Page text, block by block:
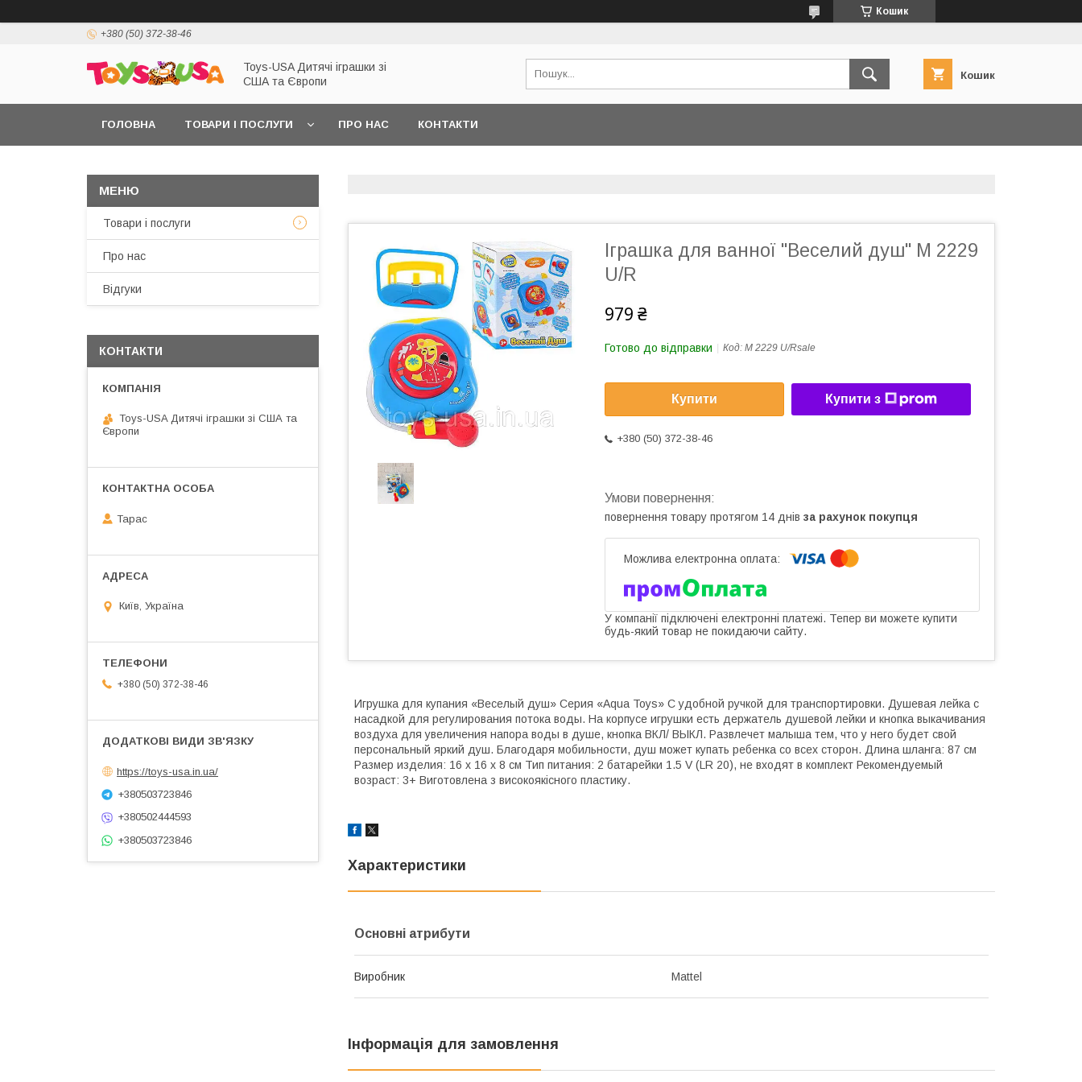
Кошик
+380 (50) 372-38-46
Toys-USA Дитячі іграшки зі
США та Європи
Кошик
ГОЛОВНА ТОВАРИ І ПОСЛУГИ ПРО НАС КОНТАКТИ
Іграшка для ванної "Веселий душ" M 2229
U/R
979 ₴
Готово до відправки Код: M 2229 U/Rsale
Купити Купити з
+380 (50) 372-38-46
повернення товару протягом 14 днів за рахунок покупця
У компанії підключені електронні платежі. Тепер ви можете купити
будь-який товар не покидаючи сайту.
Игрушка для купания «Веселый душ» Серия «Aqua Toys» С удобной ручкой для транспортировки. Душевая лейка с
насадкой для регулирования потока воды. На корпусе игрушки есть держатель душевой лейки и кнопка выкачивания
воздуха для увеличения напора воды в душе, кнопка ВКЛ/ ВЫКЛ. Развлечет малыша тем, что у него будет свой
персональный яркий душ. Благодаря мобильности, душ может купать ребенка со всех сторон. Длина шланга: 87 см
Размер изделия: 16 х 16 х 8 см Тип питания: 2 батарейки 1.5 V (LR 20), не входят в комплект Рекомендуемый
возраст: 3+ Виготовлена з високоякісного пластику.
Характеристики
Основні атрибути
Виробник Mattel
Інформація для замовлення
Товари і послуги
Про нас
Відгуки
КОНТАКТИ
Toys-USA Дитячі іграшки зі США та
Європи
Тарас
Київ, Україна
+380 (50) 372-38-46
https://toys-usa.in.ua/
+380503723846
+380502444593
+380503723846